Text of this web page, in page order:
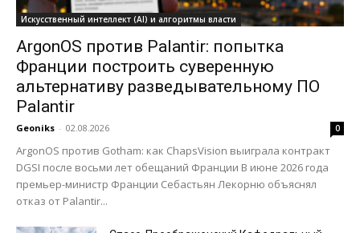
Искусственный интеллект (AI) и алгоритмы власти
ArgonOS против Palantir: попытка
Франции построить суверенную
альтернативу разведывательному ПО
Palantir
Geoniks - 02.08.2026 0
ArgonOS против Gotham: как ChapsVision выиграла контракт
DGSI после восьми лет обещаний Франции В июне 2026 года
премьер-министр Франции Себастьян Лекорню объяснял
отказ от Palantir...